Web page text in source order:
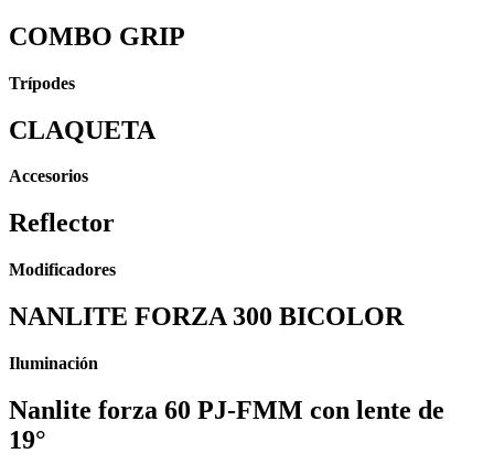
COMBO GRIP
Trípodes
CLAQUETA
Accesorios
Reflector
Modificadores
NANLITE FORZA 300 BICOLOR
Iluminación
Nanlite forza 60 PJ-FMM con lente de
19°